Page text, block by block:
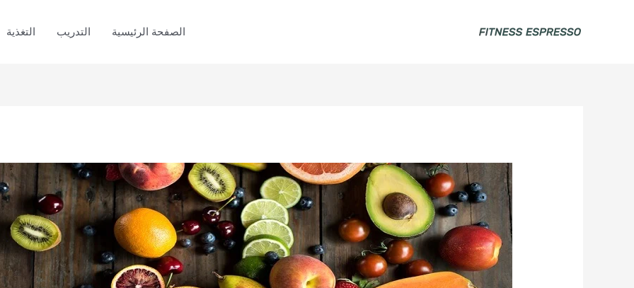
الصفحة الرئيسية التدريب التغذية